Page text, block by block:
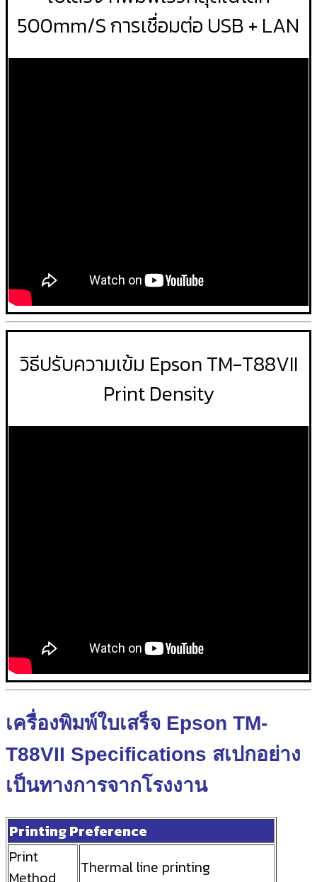
500mm/S การเชื่อมต่อ USB + LAN
วิธีปรับความเข้ม Epson TM-T88VII
Print Density
เครื่องพิมพ์ใบเสร็จ Epson TM-
T88VII Specifications สเปกอย่าง
เป็นทางการจากโรงงาน
Printing Preference
Print
Thermal line printing